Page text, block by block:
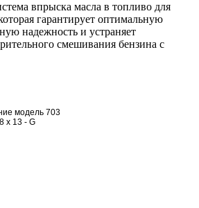
впрыска масла в топливо для
гарантирует оптимальную
надежность и устраняет
смешивания бензина с
модель 703
х 13 - G